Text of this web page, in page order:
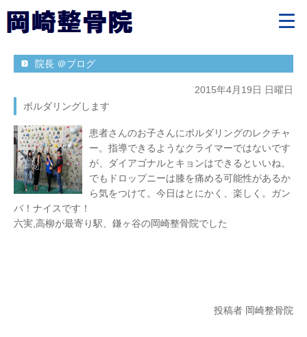
院長 ＠ブログ
2015年4月19日 日曜日
ボルダリングします
患者さんのお子さんにボルダリングのレクチャ
ー。指導できるようなクライマーではないです
が、ダイアゴナルとキョンはできるといいね。
でもドロップニーは膝を痛める可能性があるか
ら気をつけて。今日はとにかく、楽しく。ガン
バ！ナイスです！
六実,高柳が最寄り駅、鎌ヶ谷の岡崎整骨院でした
投稿者 岡崎整骨院